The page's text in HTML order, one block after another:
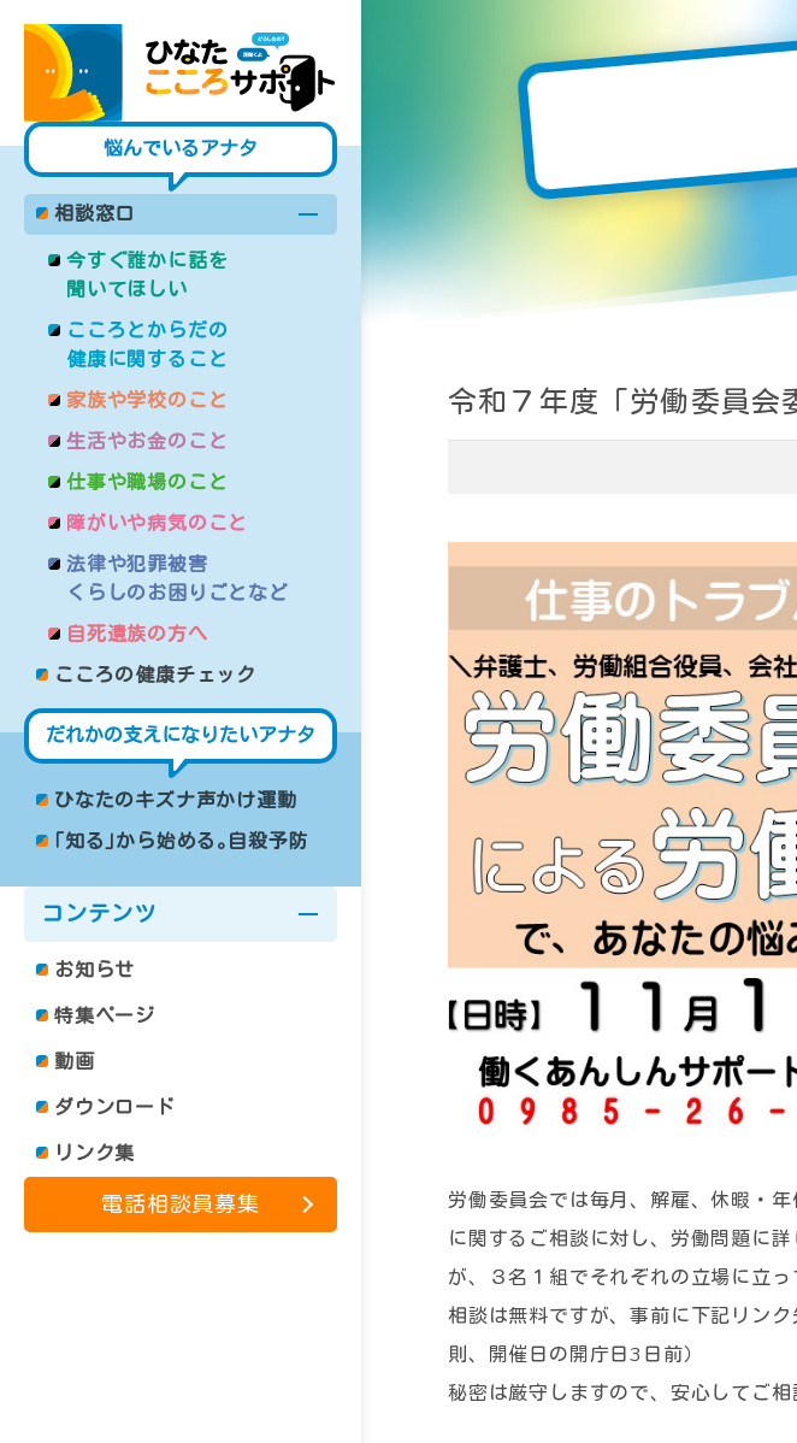
悩んでいるアナタ
相談窓口
今すぐ誰かに話を
聞いてほしい
こころとからだの
健康に関すること
家族や学校のこと
生活やお金のこと
仕事や職場のこと
障がいや病気のこと
法律や犯罪被害
くらしのお困りごとなど
自死遺族の方へ
こころの健康チェック
だれかの支えになりたいアナタ
ひなたのキズナ声かけ運動
｢知る｣から始める｡自殺予防
コンテンツ
お知らせ
特集ページ
動画
ダウンロード
リンク集
電話相談員募集
令和７年度「労働委員
労働委員会では毎月、解雇、休暇・
に関するご相談に対し、労働問題に
が、３名１組でそれぞれの立場に立
相談は無料ですが、事前に下記リン
則、開催日の開庁日3日前）
秘密は厳守しますので、安心してご相